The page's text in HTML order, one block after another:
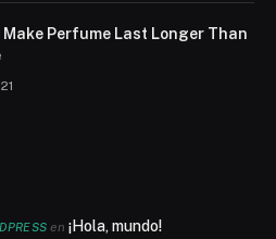
Make Perfume Last Longer Than
en¡Hola, mundo!